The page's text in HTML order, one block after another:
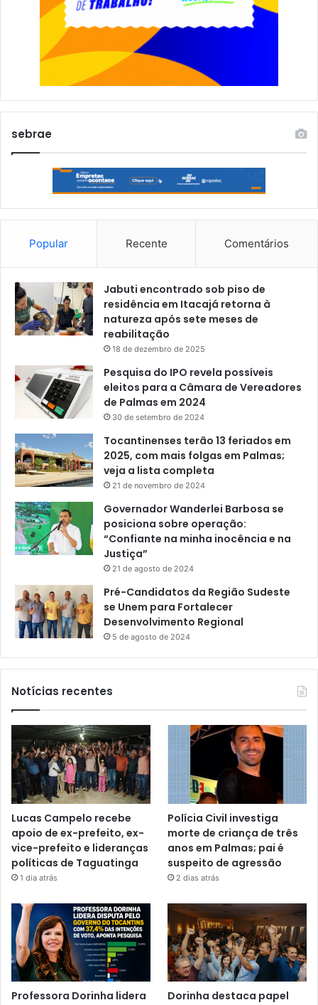
sebrae
Popular Recente Comentários
Jabuti encontrado sob piso de
residência em Itacajá retorna à
natureza após sete meses de
reabilitação
18 de dezembro de 2025
Pesquisa do IPO revela possíveis
eleitos para a Câmara de Vereadores
de Palmas em 2024
30 de setembro de 2024
Tocantinenses terão 13 feriados em
2025, com mais folgas em Palmas;
veja a lista completa
21 de novembro de 2024
Governador Wanderlei Barbosa se
posiciona sobre operação:
“Confiante na minha inocência e na
Justiça”
21 de agosto de 2024
Pré-Candidatos da Região Sudeste
se Unem para Fortalecer
Desenvolvimento Regional
5 de agosto de 2024
Notícias recentes
Lucas Campelo recebe
apoio de ex-prefeito, ex-
vice-prefeito e lideranças
políticas de Taguatinga
1 dia atrás
Polícia Civil investiga
morte de criança de três
anos em Palmas; pai é
suspeito de agressão
2 dias atrás
Professora Dorinha lidera
Dorinha destaca papel